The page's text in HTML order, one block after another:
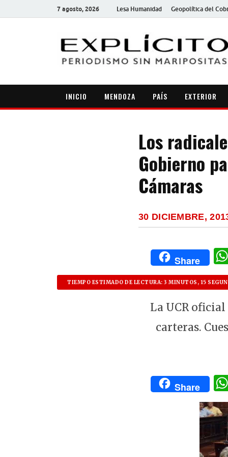
7 agosto, 2026 Lesa Humanidad Geopolítica del
INICIO MENDOZA PAÍS EXTERIOR
Los
Gobierno
Cámaras
30 DICIEMBRE,
Share
TIEMPO ESTIMADO DE LECTURA: 3 MINUTOS, 15
La UCR
carteras.
Share